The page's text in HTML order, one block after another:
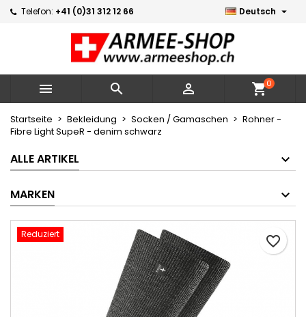
Telefon: +41 (0)31 312 12 66 Deutsch 
   shopping_cart0
Startseite Bekleidung Socken / Gamaschen
Rohner -
Fibre Light SupeR - denim schwarz
ALLE ARTIKEL
MARKEN
Reduziert favorite_border
×
Neue Liste erstellen
×
Name der Wunschliste
Abbrechen
×
Sie müssen angemeldet sein, um Artikel Ihrer
Wunschliste hinzufügen zu können.
Abbrechen Anmelden